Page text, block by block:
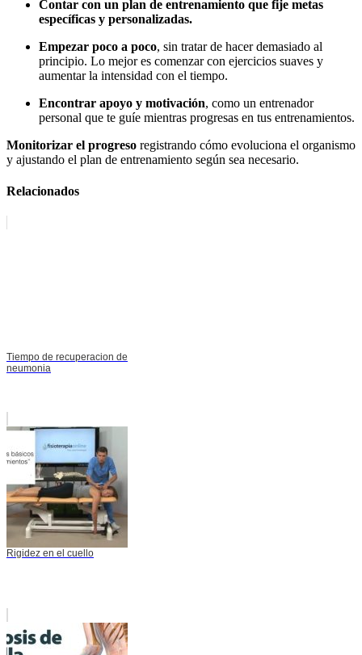
Contar con un plan de entrenamiento que fije metas
específicas y personalizadas.
Empezar poco a poco, sin tratar de hacer demasiado al
principio. Lo mejor es comenzar con ejercicios suaves y
aumentar la intensidad con el tiempo.
Encontrar apoyo y motivación, como un entrenador
personal que te guíe mientras progresas en tus entrenamientos.
Monitorizar el progreso registrando cómo evoluciona el organismo
y ajustando el plan de entrenamiento según sea necesario.
Relacionados
Tiempo de recuperacion de
neumonia
Rigidez en el cuello